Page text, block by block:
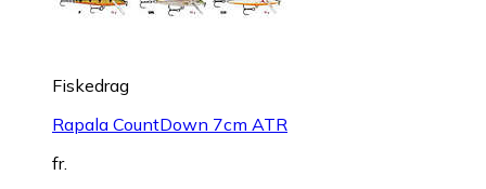
Fiskedrag
Rapala CountDown 7cm ATR
fr.